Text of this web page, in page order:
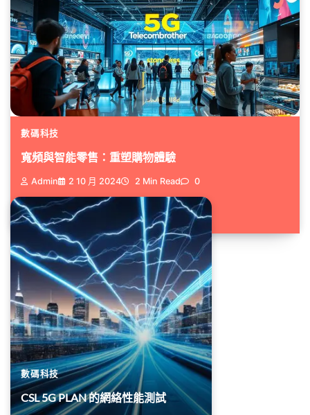
數碼科技
寬頻與智能零售：重塑購物體驗
Admin 2 10 月 2024 2 Min Read 0
你是否曾想過,在未來的零售店裡...
數碼科技
CSL 5G PLAN 的網絡性能測試